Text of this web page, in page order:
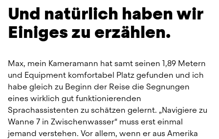
Und natürlich haben wir
Einiges zu erzählen.
Max, mein Kameramann hat samt seinen 1,89 Metern
und Equipment komfortabel Platz gefunden und ich
habe gleich zu Beginn der Reise die Segnungen
eines wirklich gut funktionierenden
Sprachassistenten zu schätzen gelernt. „Navigiere zu
Wanne 7 in Zwischenwasser“ muss erst einmal
jemand verstehen. Vor allem, wenn er aus Amerika